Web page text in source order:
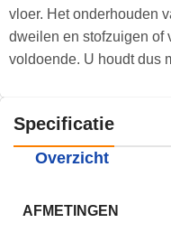
vloer. Het onderhouden
dweilen en stofzuigen of
voldoende. U houdt dus
Specificatie
Overzicht
AFMETINGEN